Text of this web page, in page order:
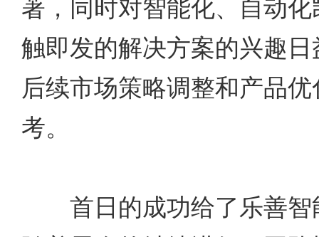
著，同时对智能化、自动
触即发的解决方案的兴趣
后续市场策略调整和产品
考。
首日的成功给了乐善智